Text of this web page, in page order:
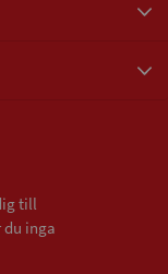
till
du inga